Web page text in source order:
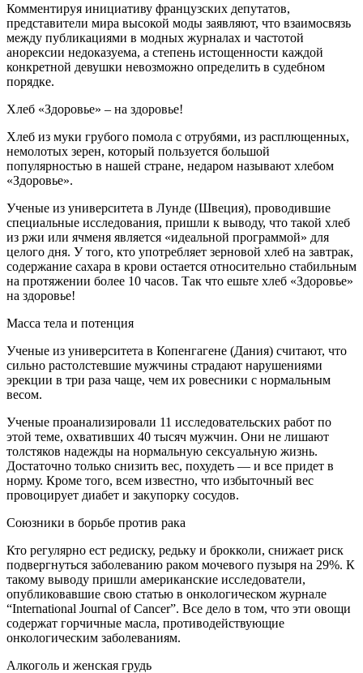
Комментируя инициативу французских депутатов,
представители мира высокой моды заявляют, что взаимосвязь
между публикациями в модных журналах и частотой
анорексии недоказуема, а степень истощенности каждой
конкретной девушки невозможно определить в судебном
порядке.
Хлеб «Здоровье» – на здоровье!
Хлеб из муки грубого помола с отрубями, из расплющенных,
немолотых зерен, который пользуется большой
популярностью в нашей стране, недаром называют хлебом
«Здоровье».
Ученые из университета в Лунде (Швеция), проводившие
специальные исследования, пришли к выводу, что такой хлеб
из ржи или ячменя является «идеальной программой» для
целого дня. У того, кто употребляет зерновой хлеб на завтрак,
содержание сахара в крови остается относительно стабильным
на протяжении более 10 часов. Так что ешьте хлеб «Здоровье»
на здоровье!
Масса тела и потенция
Ученые из университета в Копенгагене (Дания) считают, что
сильно растолстевшие мужчины страдают нарушениями
эрекции в три раза чаще, чем их ровесники с нормальным
весом.
Ученые проанализировали 11 исследовательских работ по
этой теме, охвативших 40 тысяч мужчин. Они не лишают
толстяков надежды на нормальную сексуальную жизнь.
Достаточно только снизить вес, похудеть — и все придет в
норму. Кроме того, всем известно, что избыточный вес
провоцирует диабет и закупорку сосудов.
Союзники в борьбе против рака
Кто регулярно ест редиску, редьку и брокколи, снижает риск
подвергнуться заболеванию раком мочевого пузыря на 29%. К
такому выводу пришли американские исследователи,
опубликовавшие свою статью в онкологическом журнале
“International Journal of Cancer”. Все дело в том, что эти овощи
содержат горчичные масла, противодействующие
онкологическим заболеваниям.
Алкоголь и женская грудь